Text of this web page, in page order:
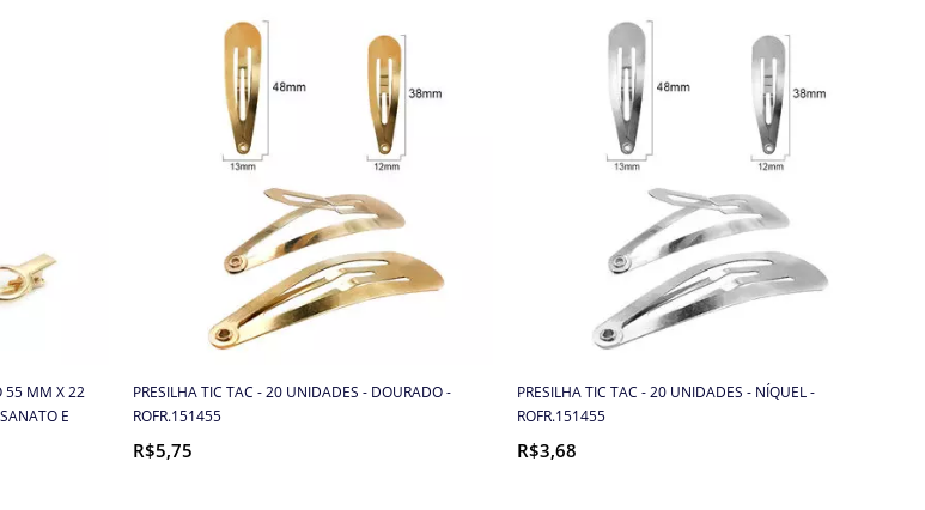
55 MM X 22
E
PRESILHA TIC TAC - 20 UNIDADES - DOURADO -
ROFR.151455
R$5,75
PRESILHA TIC TAC - 20 UNIDADES - NÍQUEL -
ROFR.151455
R$3,68